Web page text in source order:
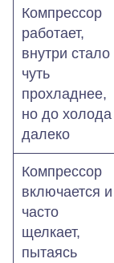
Компрессор
работает,
внутри стало
чуть
прохладнее,
но до холода
далеко
Компрессор
включается и
часто
щелкает,
пытаясь